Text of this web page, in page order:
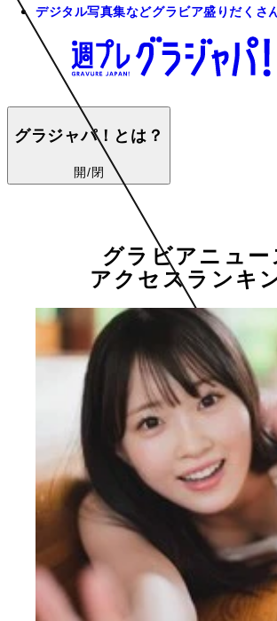
デジタル写真集などグラビア盛りだくさ
グラジャパ！とは？
開/閉
グラビアニュー
アクセスランキ